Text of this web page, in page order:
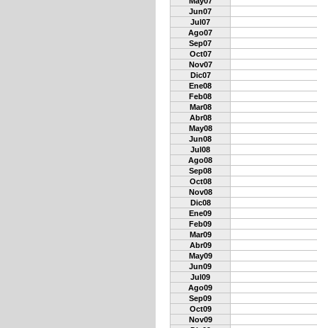
Jun07
Jul07
Ago07
Sep07
Oct07
Nov07
Dic07
Ene08
Feb08
Mar08
Abr08
May08
Jun08
Jul08
Ago08
Sep08
Oct08
Nov08
Dic08
Ene09
Feb09
Mar09
Abr09
May09
Jun09
Jul09
Ago09
Sep09
Oct09
Nov09